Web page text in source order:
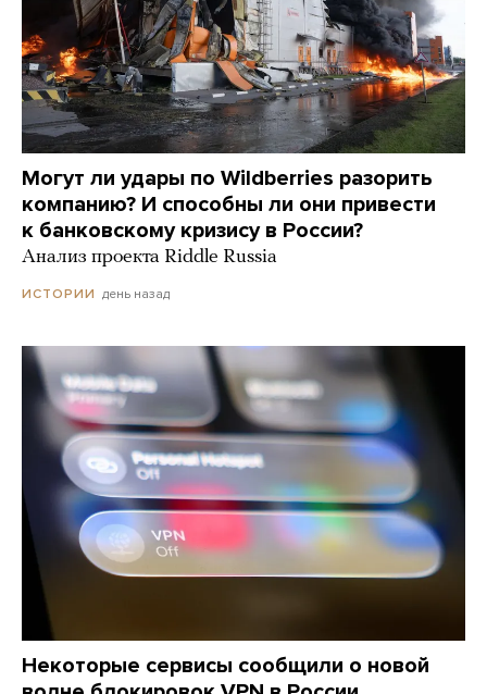
Могут ли удары по Wildberries разорить
компанию? И способны ли они привести
к банковскому кризису в России?
Анализ проекта Riddle Russia
ИСТОРИИ день назад
Некоторые сервисы сообщили о новой